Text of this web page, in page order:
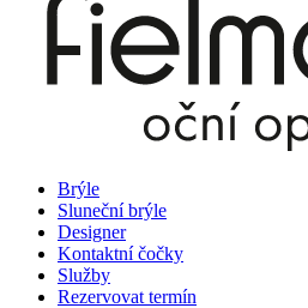
Brýle
Sluneční brýle
Designer
Kontaktní čočky
Služby
Rezervovat termín